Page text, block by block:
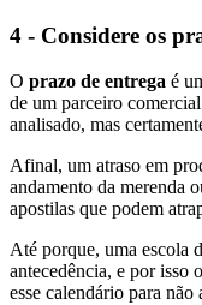
4 - Considere os
O prazo de entrega é
de um parceiro
analisado, mas
Afinal, um atraso em
andamento da merenda
apostilas que podem
Até porque, uma escola
antecedência, e por isso
esse calendário para não